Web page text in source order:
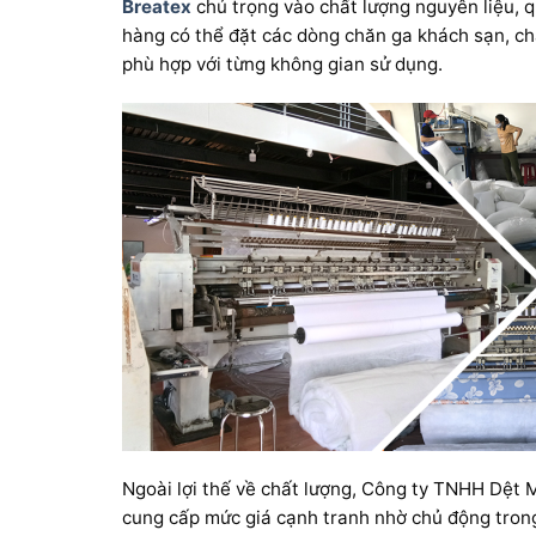
Breatex chú trọng vào chất lượng nguyên liệu,
hàng có thể đặt các dòng chăn ga khách sạn,
phù hợp với từng không gian sử dụng.
Ngoài lợi thế về chất lượng, Công ty TNHH Dệt
cung cấp mức giá cạnh tranh nhờ chủ động